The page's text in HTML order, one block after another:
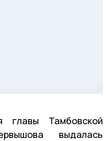
главы Тамбовской
выдалась